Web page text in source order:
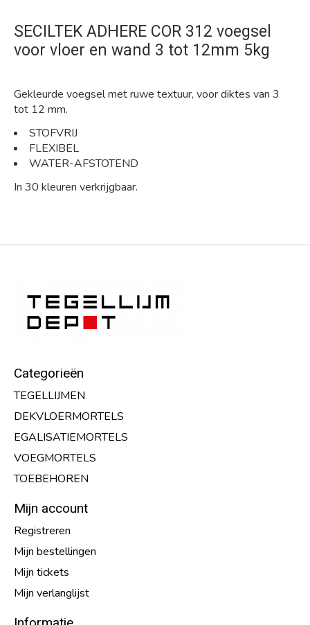
SECILTEK ADHERE COR 312 voegsel
voor vloer en wand 3 tot 12mm 5kg
Gekleurde voegsel met ruwe textuur, voor diktes van 3
tot 12 mm.
STOFVRIJ
FLEXIBEL
WATER-AFSTOTEND
In 30 kleuren verkrijgbaar.
Categorieën
TEGELLIJMEN
DEKVLOERMORTELS
EGALISATIEMORTELS
VOEGMORTELS
TOEBEHOREN
Mijn account
Registreren
Mijn bestellingen
Mijn tickets
Mijn verlanglijst